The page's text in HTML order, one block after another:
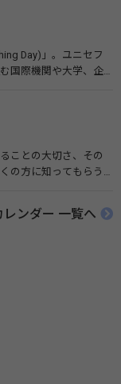
働省）
Day)」。ユニセフ
国際機関や大学、企
ことの大切さ、その
の方に知ってもらう
ガイド）
ンダー 一覧へ